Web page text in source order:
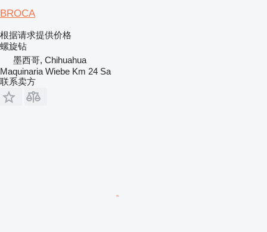
BROCA
根据请求提供价格
螺旋钻
墨西哥, Chihuahua
Maquinaria Wiebe Km 24 Sa
联系卖方